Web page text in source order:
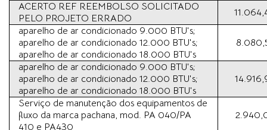
ACERTO REF REEMBOLSO SOLICITADO
PELO PROJETO ERRADO
aparelho de ar condicionado 9.000 BTU's;
aparelho de ar condicionado 12.000 BTU's;
aparelho de ar condicionado 18.000 BTU's
aparelho de ar condicionado 9.000 BTU's;
aparelho de ar condicionado 12.000 BTU's;
aparelho de ar condicionado 18.000 BTU's
Serviço de manutenção dos equipamentos de
fluxo da marca pachana, mod. PA 040/PA
410 e PA430